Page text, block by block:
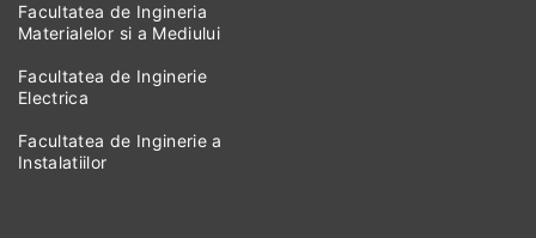
Facultatea de Ingineria
Materialelor si a Mediului
Facultatea de Inginerie
Electrica
Facultatea de Inginerie a
Instalatiilor